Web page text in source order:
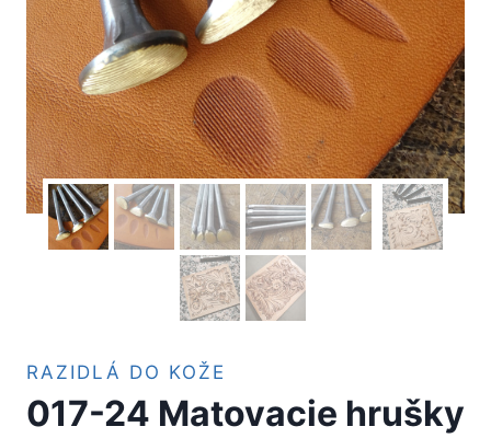
RAZIDLÁ DO KOŽE
017-24 Matovacie hrušky